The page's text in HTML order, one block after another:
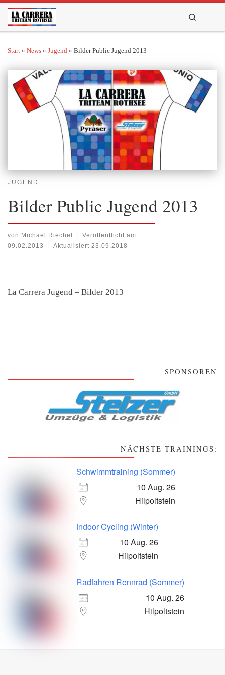
Zum Inhalt springen
Search
Start » News » Jugend » Bilder Public Jugend 2013
JUGEND
Bilder Public Jugend 2013
von Michael Riechel
Veröffentlicht am
09.02.2013
Aktualisiert 23.09.2018
La Carrera Jugend – Bilder 2013
SPONSOREN
NÄCHSTE TRAININGS:
Schwimmtraining (Sommer)
10 Aug. 26
Hilpoltstein
Indoor Cycling (Winter)
10 Aug. 26
Hilpoltstein
Radfahren Rennrad (Sommer)
10 Aug. 26
Hilpoltstein